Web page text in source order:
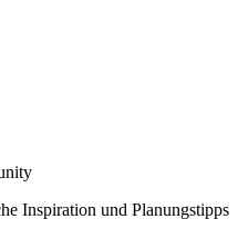
Inspiration und Planungstipps